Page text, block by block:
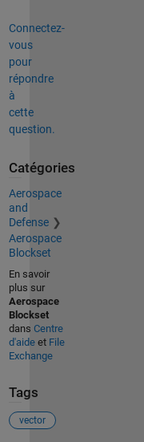
Connectez-
vous
pour
répondre
à
cette
question.
Catégories
Aerospace
and
Defense
Aerospace
Blockset
En savoir
plus sur
Aerospace
Blockset
dans Centre
d'aideet File
Exchange
Tags
vector